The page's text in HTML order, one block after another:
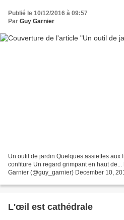
Publié le 10/12/2016 à 09:57
Par Guy Garnier
Un outil de jardin Quelques assiettes aux
confiture Un regard grimpant en haut de...
Garnier (@guy_garnier) December 10,
L'œil est cathédrale